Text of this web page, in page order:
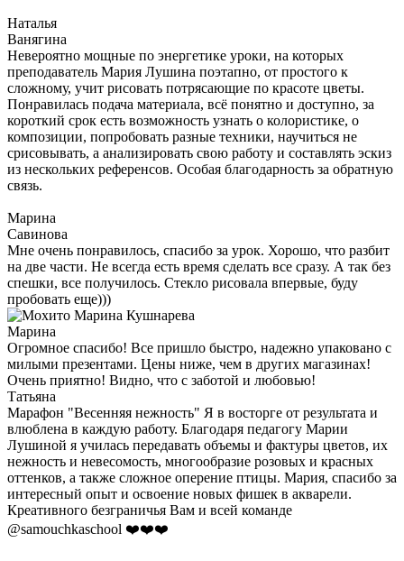
Наталья
Ванягина
Невероятно мощные по энергетике уроки, на которых
преподаватель Мария Лушина поэтапно, от простого к
сложному, учит рисовать потрясающие по красоте цветы.
Понравилась подача материала, всё понятно и доступно, за
короткий срок есть возможность узнать о колористике, о
композиции, попробовать разные техники, научиться не
срисовывать, а анализировать свою работу и составлять эскиз
из нескольких референсов. Особая благодарность за обратную
связь.
Марина
Савинова
Мне очень понравилось, спасибо за урок. Хорошо, что разбит
на две части. Не всегда есть время сделать все сразу. А так без
спешки, все получилось. Стекло рисовала впервые, буду
пробовать еще)))
Марина
Огромное спасибо! Все пришло быстро, надежно упаковано с
милыми презентами. Цены ниже, чем в других магазинах!
Очень приятно! Видно, что с заботой и любовью!
Татьяна
Марафон "Весенняя нежность" Я в восторге от результата и
влюблена в каждую работу. Благодаря педагогу Марии
Лушиной я училась передавать объемы и фактуры цветов, их
нежность и невесомость, многообразие розовых и красных
оттенков, а также сложное оперение птицы. Мария, спасибо за
интересный опыт и освоение новых фишек в акварели.
Креативного безграничья Вам и всей команде
@samouchkaschool ❤️❤️❤️